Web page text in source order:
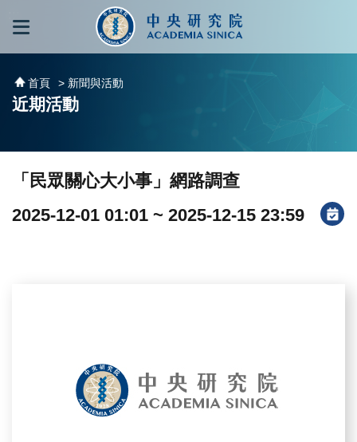
跳到主要內容區塊
首頁 > 新聞與活動
近期活動
「民眾關心大小事」網路調查
2025-12-01 01:01 ~ 2025-12-15 23:59